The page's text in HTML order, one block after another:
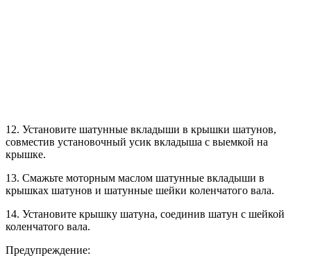
12. Установите шатунные вкладыши в крышки шатунов,
совместив установочный усик вкладыша с выемкой на
крышке.
13. Смажьте моторным маслом шатунные вкладыши в
крышках шатунов и шатунные шейки коленчатого вала.
14. Установите крышку шатуна, соединив шатун с шейкой
коленчатого вала.
Предупреждение: